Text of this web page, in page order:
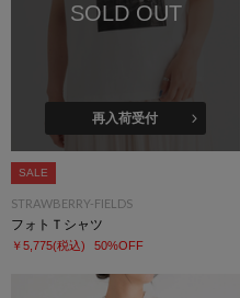
SOLD OUT
再入荷受付
SALE
STRAWBERRY-FIELDS
フォトＴシャツ
￥5,775(税込) 50%OFF